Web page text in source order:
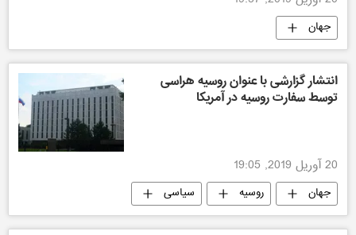
جهان
انتشار گزارشی با عنوان روسیه هراسی
توسط سفارت روسیه در آمریکا
20 آوریل 2019, 19:05
جهان روسیه
سیاسی
آمریکا